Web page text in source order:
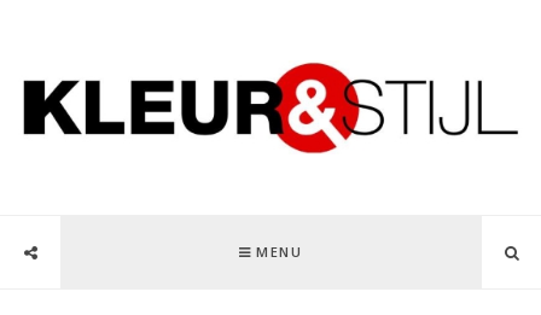
MENU